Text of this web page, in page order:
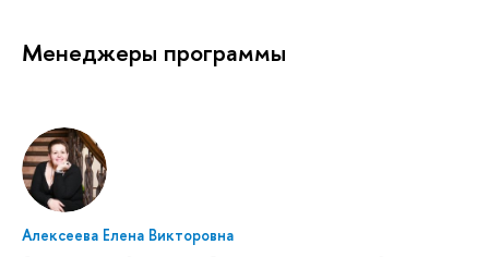
Менеджеры программы
Алексеева Елена Викторовна